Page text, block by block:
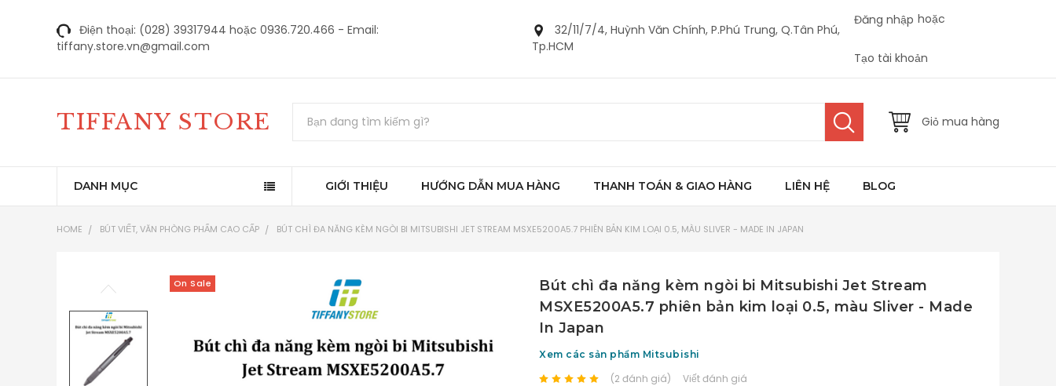
Điện thoại: (028) 39317944 hoặc 0936.720.466 - Email:
tiffany.store.vn@gmail.com
32/11/7/4, Huỳnh Văn Chính, P.Phú Trung, Q.Tân Phú,
Tp.HCM
Đăng nhập hoặc
Tạo tài khoản
Giỏ mua hàng
TIFFANY STORE
kiếm
DANH MỤC GIỚI THIỆU HƯỚNG DẪN MUA HÀNG THANH TOÁN & GIAO HÀNG LIÊN HỆ BLOG
HOME BÚT VIẾT, VĂN PHÒNG PHẨM CAO CẤP BÚT CHÌ ĐA NĂNG KÈM NGÒI BI MITSUBISHI JET STREAM MSXE5200A5.7 PHIÊN BẢN KIM LOẠI 0.5, MÀU SLIVER - MADE IN JAPAN
Bút chì đa năng kèm ngòi bi Mitsubishi Jet Stream
MSXE5200A5.7 phiên bản kim loại 0.5, màu Sliver - Made
In Japan
Xem các sản phẩm Mitsubishi
(2 đánh giá) Viết đánh giá
On Sale